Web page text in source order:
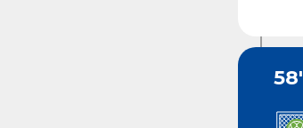
58'